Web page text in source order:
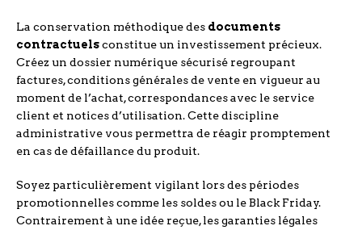
La conservation méthodique des documents
contractuelsconstitue un investissement précieux.
Créez un dossier numérique sécurisé regroupant
factures, conditions générales de vente en vigueur au
moment de l’achat, correspondances avec le service
client et notices d’utilisation. Cette discipline
administrative vous permettra de réagir promptement
en cas de défaillance du produit.
Soyez particulièrement vigilant lors des périodes
promotionnelles comme les soldes ou le Black Friday.
Contrairement à une idée reçue, les garanties légales